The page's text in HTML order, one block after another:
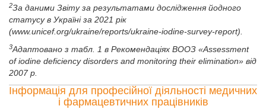
2За даними Звіту за результатами дослідження йодного
статусу в Україні за 2021 рік
(www.unicef.org/ukraine/reports/ukraine-iodine-survey-report).
3Адаптовано з табл. 1 в Рекомендаціях ВООЗ «Assessment
of iodine deficiency disorders and monitoring their elimination» від
2007 р.
Інформація для професійної діяльності медичних
і фармацевтичних працівників